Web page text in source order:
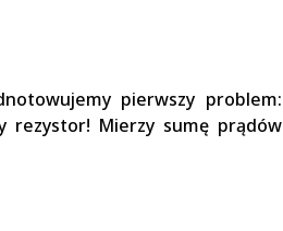
pierwszy problem:
rezystor! Mierzy sumę prądów